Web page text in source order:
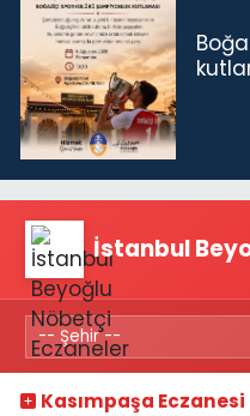
İstanbul
Kasımpaşa Eczanesi